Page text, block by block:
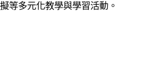
等多元化教學與學習活動。